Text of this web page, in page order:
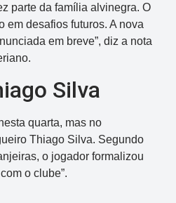
parte da família alvinegra. O
em desafios futuros. A nova
em breve”, diz a nota
Silva
quarta, mas no
Thiago Silva. Segundo
o jogador formalizou
o clube”.